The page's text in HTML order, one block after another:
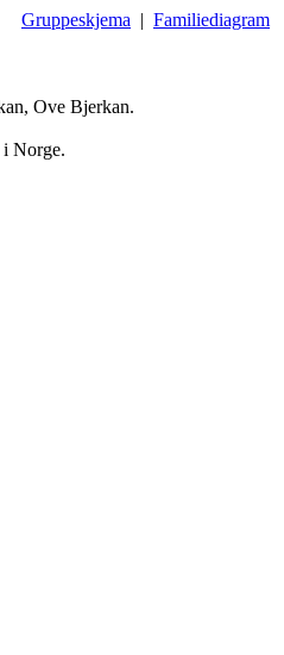
Gruppeskjema | Familiediagram
Ove Bjerkan.
Norge.